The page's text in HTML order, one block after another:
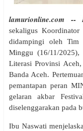
lamurionline.com
sekaligus
didampingi oleh
Minggu (16/11/2025),
Literasi Provinsi
Banda Aceh.
pemantapan peran
gelaran akbar
diselenggarakan pada
Ibu Naswati